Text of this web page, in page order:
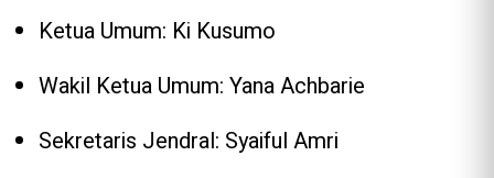
Ketua Umum: Ki Kusumo
Wakil Ketua Umum: Yana Achbarie
Sekretaris Jendral: Syaiful Amri